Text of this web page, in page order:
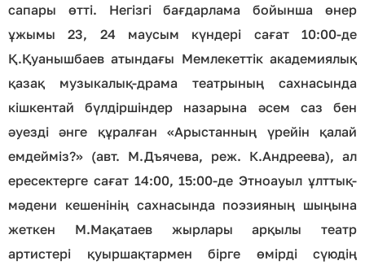
сапары өтті. Негізгі бағдарлама бойынша өнер
ұжымы 23, 24 маусым күндері сағат 10:00-де
Қ.Қуанышбаев атындағы Мемлекеттік академиялық
қазақ музыкалық-драма театрының сахнасында
кішкентай бүлдіршіндер назарына әсем саз бен
әуезді әнге құралған «Арыстанның үрейін қалай
емдейміз?» (авт. М.Дъячева, реж. К.Андреева), ал
ересектерге сағат 14:00, 15:00-де Этноауыл ұлттық-
мәдени кешенінің сахнасында поэзияның шыңына
жеткен М.Мақатаев жырлары арқылы театр
артистері қуыршақтармен бірге өмірді сүюдің